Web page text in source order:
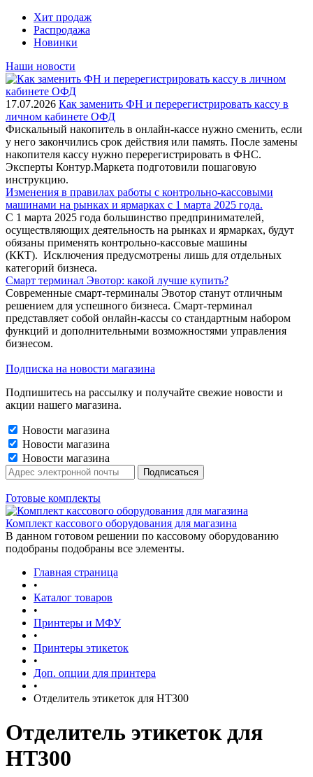
Хит продаж
Распродажа
Новинки
Наши новости
17.07.2026 Как заменить ФН и перерегистрировать кассу в
личном кабинете ОФД
Фискальный накопитель в онлайн-кассе нужно сменить, если
у него закончились срок действия или память. После замены
накопителя кассу нужно перерегистрировать в ФНС.
Эксперты Контур.Маркета подготовили пошаговую
инструкцию.
Изменения в правилах работы с контрольно-кассовыми
машинами на рынках и ярмарках с 1 марта 2025 года.
С 1 марта 2025 года большинство предпринимателей,
осуществляющих деятельность на рынках и ярмарках, будут
обязаны применять контрольно-кассовые машины
(ККТ). Исключения предусмотрены лишь для отдельных
категорий бизнеса.
Смарт терминал Эвотор: какой лучше купить?
Современные смарт-терминалы Эвотор станут отличным
решением для успешного бизнеса. Смарт-терминал
представляет собой онлайн-кассы со стандартным набором
функций и дополнительными возможностями управления
бизнесом.
Подписка на новости магазина
Подпишитесь на рассылку и получайте свежие новости и
акции нашего магазина.
Новости магазина
Новости магазина
Новости магазина
Готовые комплекты
Комплект кассового оборудования для магазина
В данном готовом решении по кассовому оборудованию
подобраны подобраны все элементы.
Главная страница
•
Каталог товаров
•
Принтеры и МФУ
•
Принтеры этикеток
•
Доп. опции для принтера
•
Отделитель этикеток для HT300
Отделитель этикеток для
HT300